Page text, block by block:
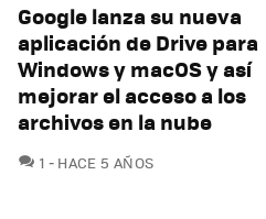
Google lanza su nueva
aplicación de Drive para
Windows y macOS y así
mejorar el acceso a los
archivos en la nube
1 COMENTARIOS
HACE 5 AÑOS